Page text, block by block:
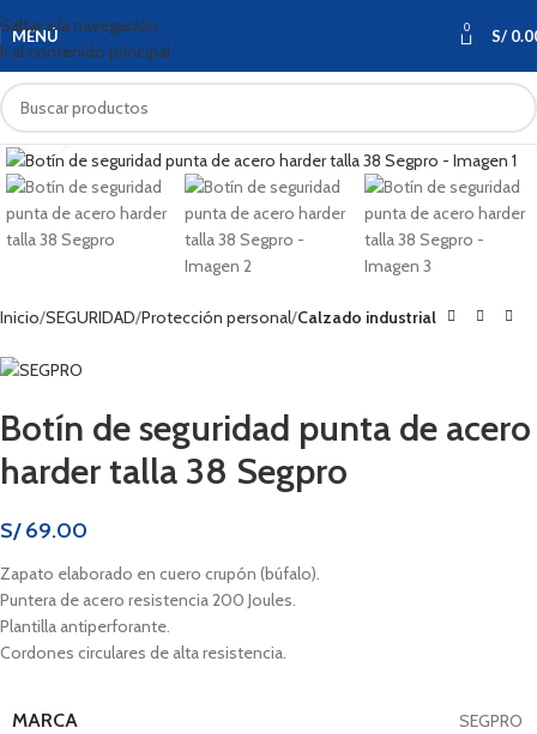
Saltar a la navegación
Ir al contenido principal
MENÚ 0 S/
Haga clic para ampliar
Inicio SEGURIDAD Protección personal Calzado industrial
Botín de seguridad punta de acero
harder talla 38 Segpro
S/69.00
Zapato elaborado en cuero crupón (búfalo).
Puntera de acero resistencia 200 Joules.
Plantilla antiperforante.
Cordones circulares de alta resistencia.
MARCA SEGPRO